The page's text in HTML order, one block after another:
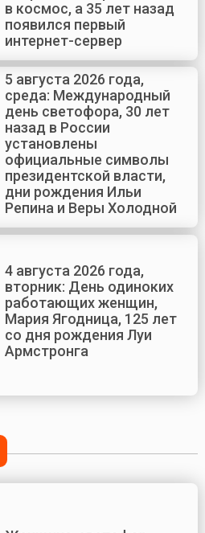
в космос, а 35 лет назад
появился первый
интернет-сервер
5 августа 2026 года,
среда: Международный
день светофора, 30 лет
назад в России
установлены
официальные символы
президентской власти,
дни рождения Ильи
Репина и Веры Холодной
4 августа 2026 года,
вторник: День одиноких
работающих женщин,
Мария Ягодница, 125 лет
со дня рождения Луи
Армстронга